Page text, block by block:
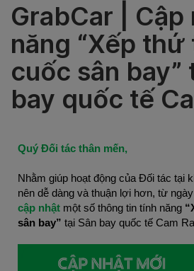
GrabCar | Cập
năng “Xếp thứ
cuốc sân bay”
bay quốc tế
Quý Đối tác thân mến,
Nhằm giúp hoạt động của Đối tác tại
nên dễ dàng và thuận lợi hơn, từ
cập nhật một số thông tin tính năng
sân bay” tại Sân bay quốc tế Cam